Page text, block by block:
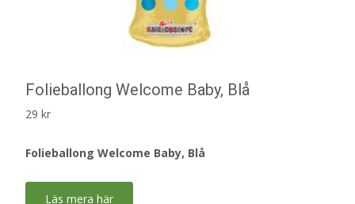
Folieballong Welcome Baby, Blå
29 kr
Folieballong Welcome Baby, Blå
Läs mera här